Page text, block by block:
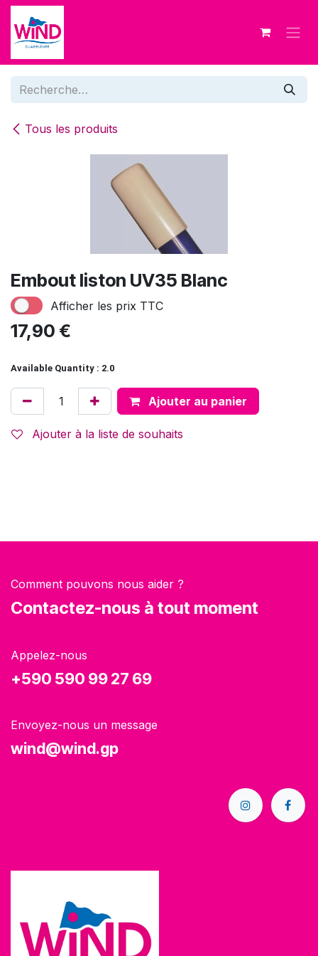
Se rendre au contenu
Tous les produits
Embout liston UV35 Blanc
Afficher les prix TTC
17,90 €
Available Quantity : 2.0
Ajouter au panier
Ajouter à la liste de souhaits
Comment pouvons nous aider ?
Contactez-nous à tout moment
Appelez-nous
+590 590 99 27 69
Envoyez-nous un message
wind@wind.gp